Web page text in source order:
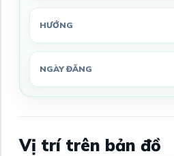
HƯỚNG
NGÀY ĐĂNG
Vị trí trên bản đồ